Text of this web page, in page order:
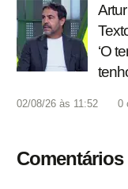
‘O
02/08/26 às 11:52 0
Comentários